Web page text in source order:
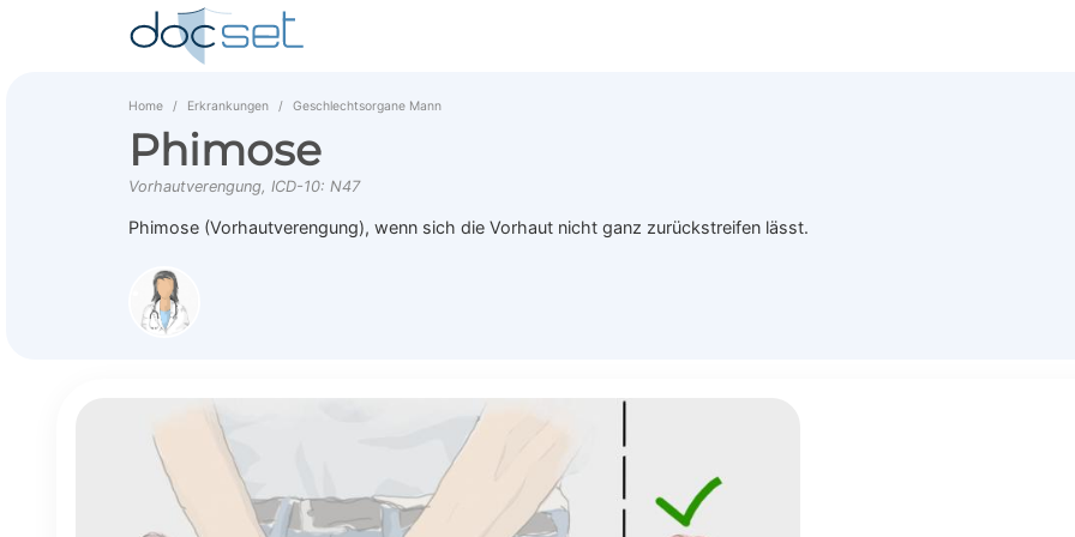
Home Erkrankungen Geschlechtsorgane Mann
Phimose
Vorhautverengung, ICD-10: N47
Phimose (Vorhautverengung), wenn sich die Vorhaut nicht ganz zurückstreifen lässt.